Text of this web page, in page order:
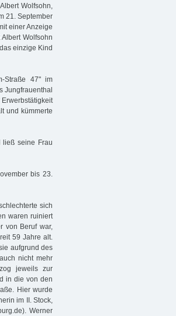
Wolfsohn,
21. September
einer Anzeige
Wolfsohn
einzige Kind
Straße 47" im
Jungfrauenthal
und kümmerte
ließ seine Frau
bis 23.
sich
waren ruiniert
von Beruf war,
59 Jahre alt.
aufgrund des
nicht mehr
jeweils zur
in die von den
Hier wurde
im II. Stock,
Werner